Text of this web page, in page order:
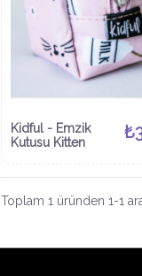
Kidful - Emzik
Kutusu Kitten
Toplam 1 üründen 1-1